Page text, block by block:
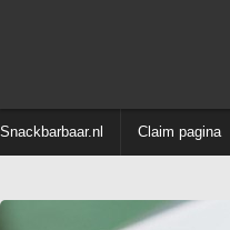
Snackbarbaar.nl Claim pagina